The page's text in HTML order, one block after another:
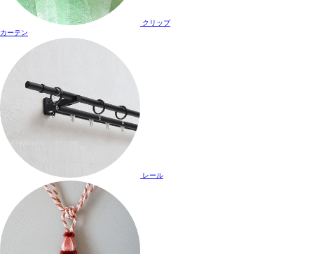
クリップ
カーテン
レール